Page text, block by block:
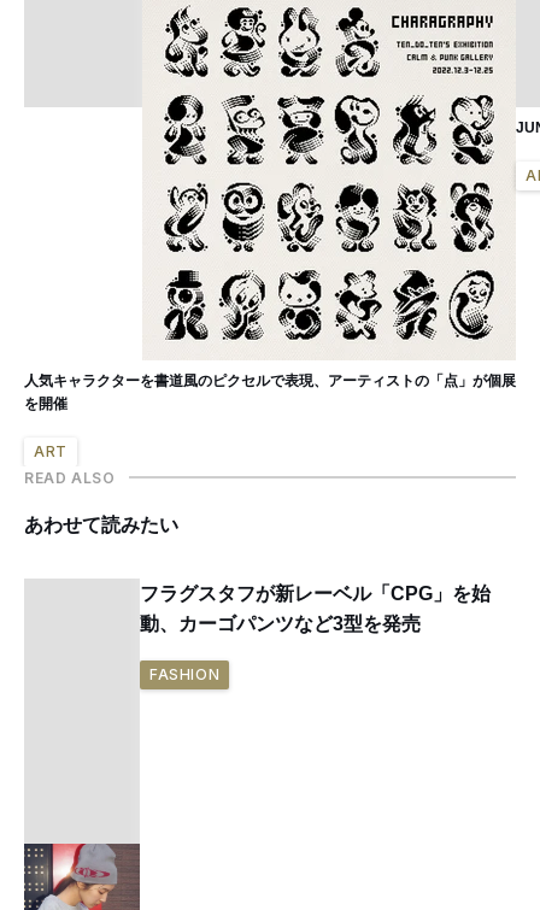
人気キャラクターを書道風のピクセルで表現、アーティストの「点」が個展
を開催
ART
READ ALSO
あわせて読みたい
フラグスタフが新レーベル「CPG」を始
動、カーゴパンツなど3型を発売
FASHION